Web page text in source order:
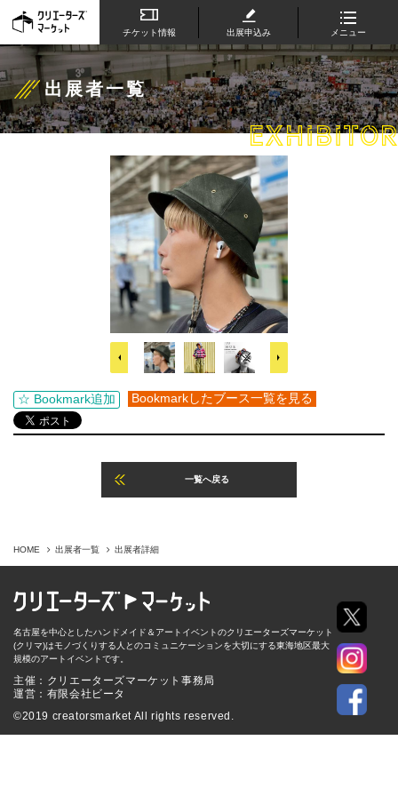
出展者一覧
EXHIBITOR
☆ Bookmark追加 Bookmarkしたブース一覧を見る
一覧へ戻る
HOME 出展者一覧 出展者詳細
名古屋を中心としたハンドメイド＆アートイベントのクリエーターズマーケット
(クリマ)はモノづくりする人とのコミュニケーションを大切にする東海地区最大
規模のアートイベントです。
主催：クリエーターズマーケット事務局
運営：有限会社ビータ
©2019 creatorsmarket All rights reserved.
チケット情報 出展申込み メニュー